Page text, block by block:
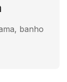
banho